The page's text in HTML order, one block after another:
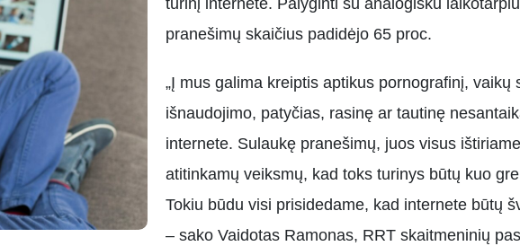
turinį internete. Palyginti su analogišku
pranešimų skaičius padidėjo 65 proc.
„Į mus galima kreiptis aptikus pornografinį, vaikų
išnaudojimo, patyčias, rasinę ar tautinę
internete. Sulaukę pranešimų, juos visus
atitinkamų veiksmų, kad toks turinys būtų kuo
Tokiu būdu visi prisidedame, kad internete būtų
– sako Vaidotas Ramonas, RRT skaitmeninių